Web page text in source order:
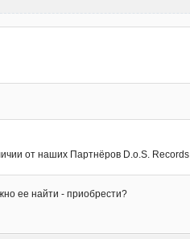
от наших Партнёров D.o.S. Records
ее найти - приобрести?